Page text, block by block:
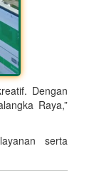
Dengan
Raya,”
serta